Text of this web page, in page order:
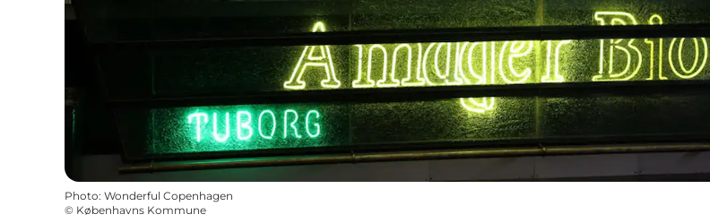
Photo: Wonderful Copenhagen
© Københavns Kommune